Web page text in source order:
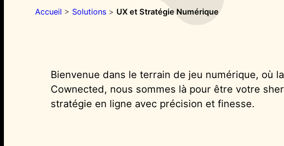
Accueil > Solutions > UX et Stratégie Numérique
Bienvenue dans le terrain de jeu numérique, où
Cownected, nous sommes là pour être votre
stratégie en ligne avec précision et finesse.